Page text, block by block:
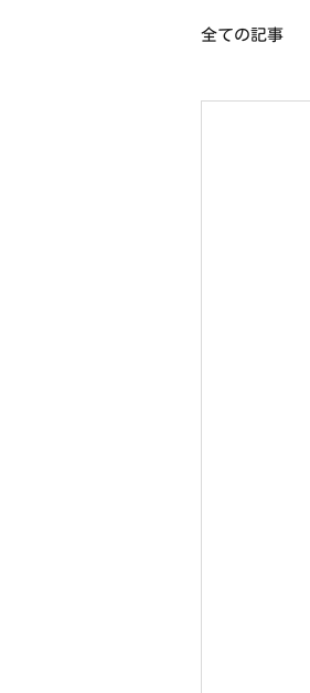
全ての記事